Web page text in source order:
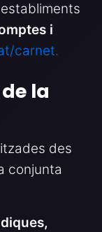
i
carnet.
la
des
conjunta